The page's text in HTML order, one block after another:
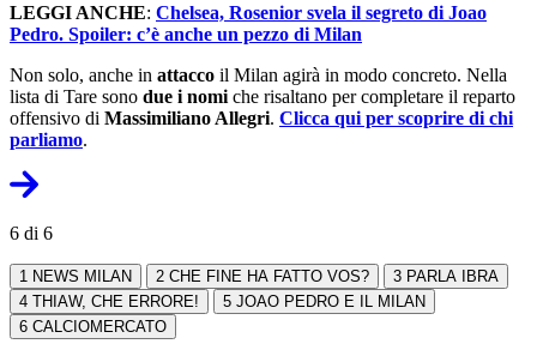
LEGGI ANCHE: Chelsea, Rosenior svela il segreto di Joao
Pedro. Spoiler: c’è anche un pezzo di Milan
Non solo, anche in attacco il Milan agirà in modo concreto. Nella
lista di Tare sono due i nomi che risaltano per completare il reparto
offensivo di Massimiliano Allegri. Clicca qui per scoprire di chi
parliamo.
6 di 6
1 NEWS MILAN 2 CHE FINE HA FATTO VOS? 3 PARLA IBRA
4 THIAW, CHE ERRORE! 5 JOAO PEDRO E IL MILAN
6 CALCIOMERCATO